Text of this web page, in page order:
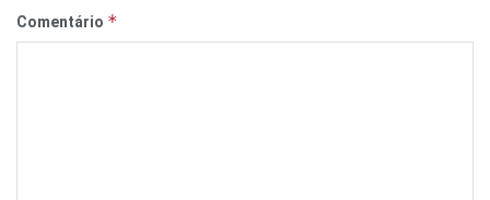
Comentário *